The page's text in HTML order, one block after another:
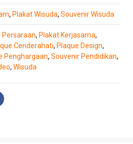
, Plakat Wisuda, Souvenir Wisuda
Persaraan, Plakat Kerjasama,
Cenderahati, Plaque Design,
Penghargaan, Souvenir Pendidikan,
, Wisuda